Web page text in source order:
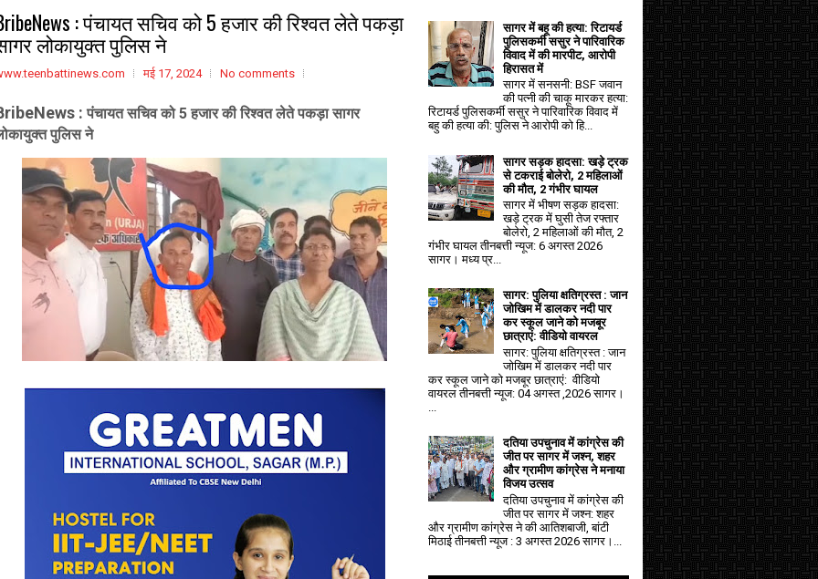
: पंचायत सचिव को 5 हजार की रिश्वत लेते पकड़ा
लोकायुक्त पुलिस ने
मई 17, 2024 No comments
:पंचायत सचिव को 5 हजार की रिश्वत लेते पकड़ा सागर
पुलिस ने
सागर में बहू की हत्या: रिटायर्ड
पुलिसकर्मी ससुर ने पारिवारिक
विवाद में की मारपीट, आरोपी
हिरासत में
सागर में सनसनी: BSF जवान
की पत्नी की चाकू मारकर हत्या:
रिटायर्ड पुलिसकर्मी ससुर ने पारिवारिक विवाद में
बहु की हत्या की: पुलिस ने आरोपी को हि...
सागर सड़क हादसा: खड़े ट्रक
से टकराई बोलेरो, 2 महिलाओं
की मौत, 2 गंभीर घायल
सागर में भीषण सड़क हादसा:
खड़े ट्रक में घुसी तेज रफ्तार
बोलेरो, 2 महिलाओं की मौत, 2
गंभीर घायल तीनबत्ती न्यूज: 6 अगस्त 2026
सागर। मध्य प्र...
सागर: पुलिया क्षतिग्रस्त : जान
जोखिम में डालकर नदी पार
कर स्कूल जाने को मजबूर
छात्राएं: वीडियो वायरल
सागर: पुलिया क्षतिग्रस्त : जान
जोखिम में डालकर नदी पार
कर स्कूल जाने को मजबूर छात्राएं: वीडियो
वायरल तीनबत्ती न्यूज: 04 अगस्त ,2026 सागर।
...
दतिया उपचुनाव में कांग्रेस की
जीत पर सागर में जश्न, शहर
और ग्रामीण कांग्रेस ने मनाया
विजय उत्सव
दतिया उपचुनाव में कांग्रेस की
जीत पर सागर में जश्न: शहर
और ग्रामीण कांग्रेस ने की आतिशबाजी, बांटी
मिठाई तीनबत्ती न्यूज : 3 अगस्त 2026 सागर।...